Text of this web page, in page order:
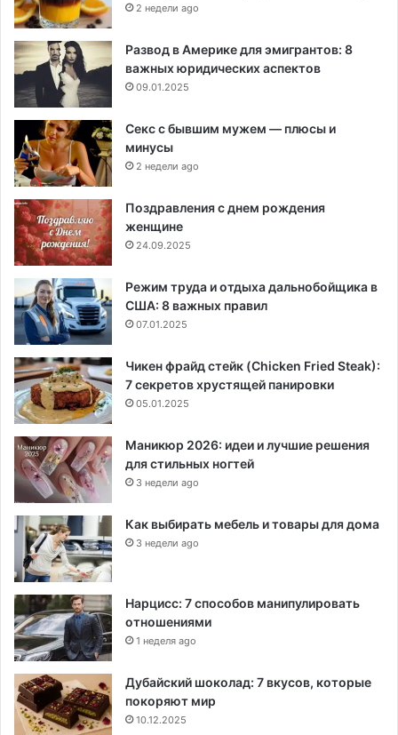
2 недели ago
Развод в Америке для эмигрантов: 8
важных юридических аспектов
09.01.2025
Секс с бывшим мужем — плюсы и
минусы
2 недели ago
Поздравления с днем рождения
женщине
24.09.2025
Режим труда и отдыха дальнобойщика в
США: 8 важных правил
07.01.2025
Чикен фрайд стейк (Chicken Fried Steak):
7 секретов хрустящей панировки
05.01.2025
Маникюр 2026: идеи и лучшие решения
для стильных ногтей
3 недели ago
Как выбирать мебель и товары для дома
3 недели ago
Нарцисс: 7 способов манипулировать
отношениями
1 неделя ago
Дубайский шоколад: 7 вкусов, которые
покоряют мир
10.12.2025